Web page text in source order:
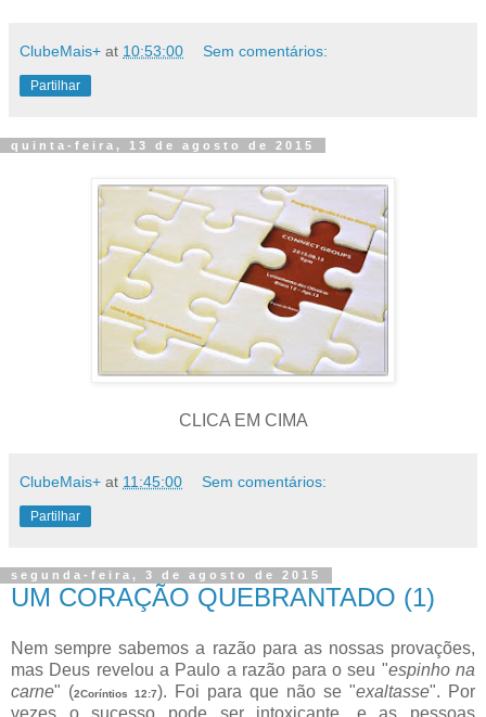
ClubeMais+ at 10:53:00 Sem comentários:
Partilhar
quinta-feira, 13 de agosto de 2015
CLICA EM CIMA
ClubeMais+ at 11:45:00 Sem comentários:
Partilhar
segunda-feira, 3 de agosto de 2015
UM CORAÇÃO QUEBRANTADO (1)
Nem sempre sabemos a razão para as nossas provações,
mas Deus revelou a Paulo a razão para o seu "espinho na
carne" (2Coríntios 12:7). Foi para que não se "exaltasse". Por